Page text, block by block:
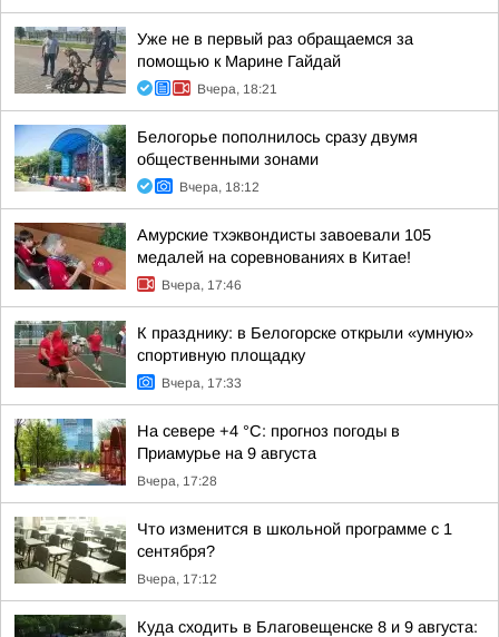
Уже не в первый раз обращаемся за
помощью к Марине Гайдай
Вчера, 18:21
Белогорье пополнилось сразу двумя
общественными зонами
Вчера, 18:12
Амурские тхэквондисты завоевали 105
медалей на соревнованиях в Китае!
Вчера, 17:46
К празднику: в Белогорске открыли «умную»
спортивную площадку
Вчера, 17:33
На севере +4 °С: прогноз погоды в
Приамурье на 9 августа
Вчера, 17:28
Что изменится в школьной программе с 1
сентября?
Вчера, 17:12
Куда сходить в Благовещенске 8 и 9 августа: